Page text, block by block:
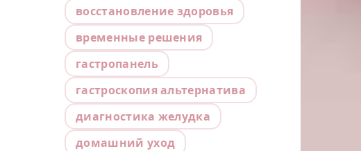
восстановление здоровья
временные решения
гастропанель
гастроскопия альтернатива
диагностика желудка
домашний уход